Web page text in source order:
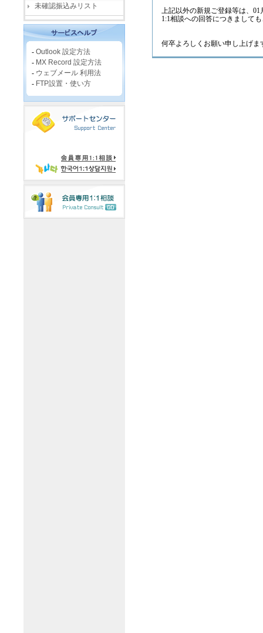
未確認振込みリスト
- Outlook 設定方法
- MX Record 設定方法
- ウェブメール 利用法
- FTP設置・使い方
上記以外の新規ご登録等は、
1:1相談への回答につきまして
何卒よろしくお願い申し上げま